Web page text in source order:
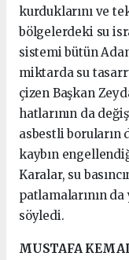
kurduklarını ve
bölgelerdeki su
sistemi bütün
miktarda su
çizen Başkan
hatlarının da
asbestli boruların
kaybın
Karalar, su
patlamalarının
söyledi.
MUSTAFA